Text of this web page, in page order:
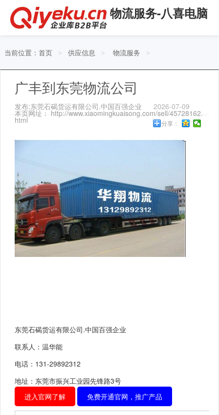
物流服务-八喜电脑
当前位置： 首页 > 供应信息 > 物流服务 >
广丰到东莞物流公司
发布:东莞石碣货运有限公司.中国百强企业 2026-07-09
本页网址： http://www.xiaomingkuaisong.com/sell/45728162.
html 分享：
东莞石碣货运有限公司.中国百强企业
联系人：温华能
电话：131-29892312
地址：东莞市振兴工业园先锋路3号
进入官网了解
免费开通官网，推广产品